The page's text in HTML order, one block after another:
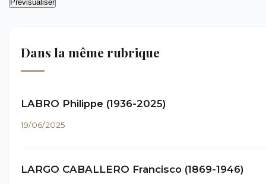
Dans la même rubrique
LABRO Philippe (1936-2025)
19/06/2025
LARGO CABALLERO Francisco (1869-1946)